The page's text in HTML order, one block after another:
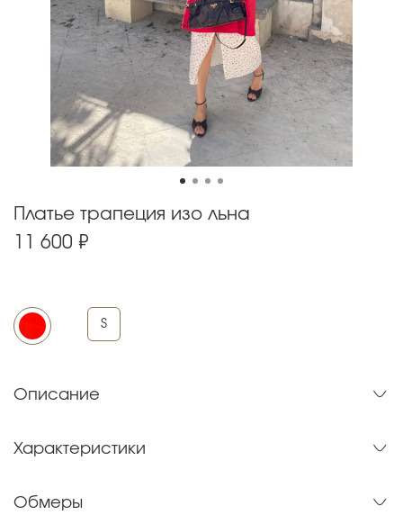
Платье трапеция изо льна
11 600 ₽
S
Описание
Характеристики
Обмеры